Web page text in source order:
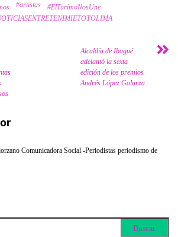
#artistas
#ElTurimoNosUne
Alcaldía de Ibagué
adelantó la sexta
edición de los premios
Andrés López Galarza
Comunicadora Social -Periodistas periodismo de